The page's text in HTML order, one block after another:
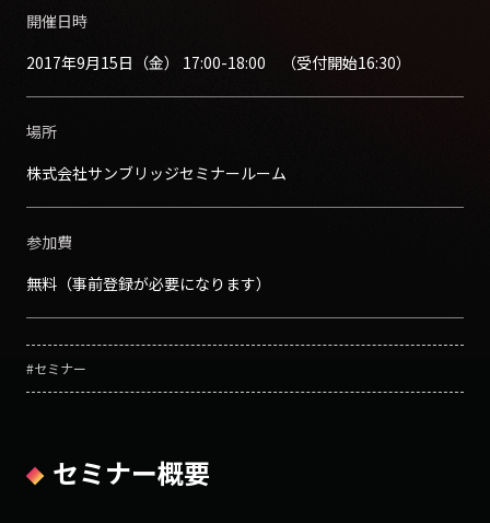
開催日時
2017年9月15日（金） 17:00-18:00 （受付開始16:30）
場所
株式会社サンブリッジセミナールーム
参加費
無料（事前登録が必要になります）
#セミナー
セミナー概要